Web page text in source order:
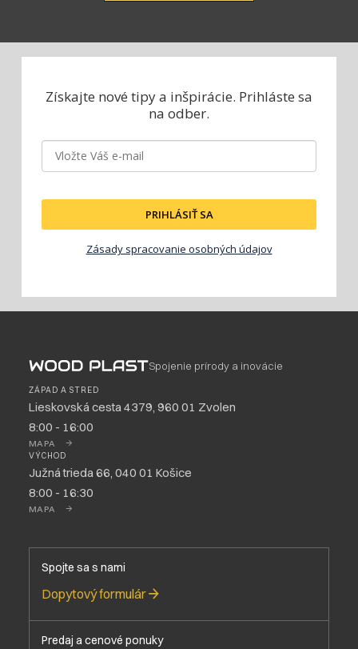
Získajte nové tipy a inšpirácie. Prihláste sa
na odber.
PRIHLÁSIŤ SA
Zásady spracovanie osobných údajov
Spojenie prírody a inovácie
ZÁPAD A STRED
Lieskovská cesta 4379, 960 01 Zvolen
8:00 - 16:00
MAPA
VÝCHOD
Južná trieda 66, 040 01 Košice
8:00 - 16:30
MAPA
Spojte sa s nami
Dopytový formulár
Predaj a cenové ponuky